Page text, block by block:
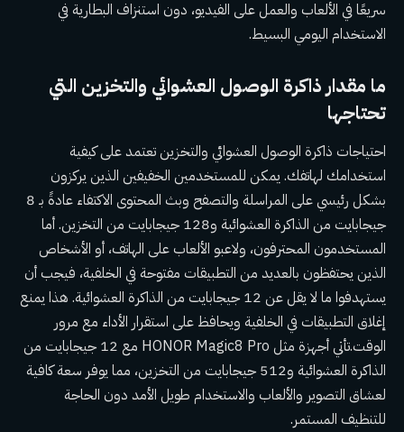
سريعًا في الألعاب والعمل على الفيديو، دون استنزاف البطارية في
الاستخدام اليومي البسيط.
ما مقدار ذاكرة الوصول العشوائي والتخزين التي
تحتاجها
احتياجات ذاكرة الوصول العشوائي والتخزين تعتمد على كيفية
استخدامك لهاتفك. يمكن للمستخدمين الخفيفين الذين يركزون
بشكل رئيسي على المراسلة والتصفح وبث المحتوى الاكتفاء عادةً بـ 8
جيجابايت من الذاكرة العشوائية و128 جيجابايت من التخزين. أما
المستخدمون المحترفون، ولاعبو الألعاب على الهاتف، أو الأشخاص
الذين يحتفظون بالعديد من التطبيقات مفتوحة في الخلفية، فيجب أن
يستهدفوا ما لا يقل عن 12 جيجابايت من الذاكرة العشوائية. هذا يمنع
إغلاق التطبيقات في الخلفية ويحافظ على استقرار الأداء مع مرور
الوقت.تأتي أجهزة مثل HONOR Magic8 Pro مع 12 جيجابايت من
الذاكرة العشوائية و512 جيجابايت من التخزين، مما يوفر سعة كافية
لعشاق التصوير والألعاب والاستخدام طويل الأمد دون الحاجة
للتنظيف المستمر.